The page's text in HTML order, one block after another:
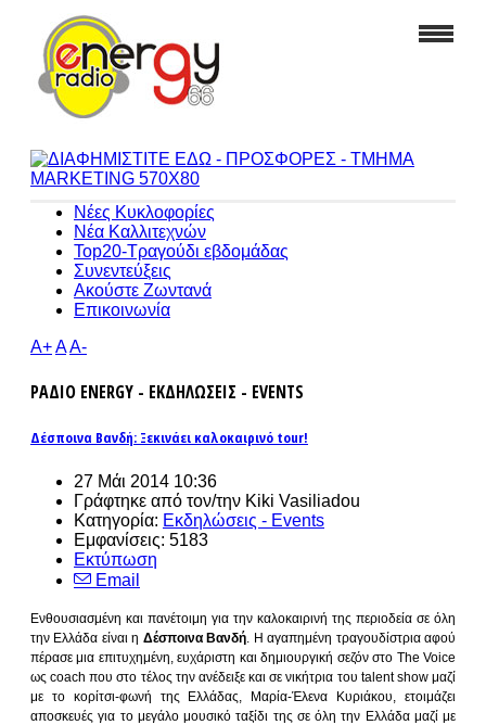
Νέες Κυκλοφορίες
Νέα Καλλιτεχνών
Top20-Τραγούδι εβδομάδας
Συνεντεύξεις
Ακούστε Ζωντανά
Επικοινωνία
A+AA-
ΡΑΔΙΟ ENERGY - ΕΚΔΗΛΩΣΕΙΣ - EVENTS
Δέσποινα Βανδή: Ξεκινάει καλοκαιρινό tour!
27 Μάι 2014 10:36
Γράφτηκε από τον/την Kiki Vasiliadou
Κατηγορία: Εκδηλώσεις - Events
Εμφανίσεις: 5183
Εκτύπωση
Email
Ενθουσιασμένη και πανέτοιμη για την καλοκαιρινή της περιοδεία σε όλη
την Ελλάδα είναι η Δέσποινα Βανδή . Η αγαπημένη τραγουδίστρια αφού
πέρασε μια επιτυχημένη, ευχάριστη και δημιουργική σεζόν στο The Voice
ως coach που στο τέλος την ανέδειξε και σε νικήτρια του talent show μαζί
με το κορίτσι-φωνή της Ελλάδας, Μαρία-Έλενα Κυριάκου, ετοιμάζει
αποσκευές για το μεγάλο μουσικό ταξίδι της σε όλη την Ελλάδα μαζί με